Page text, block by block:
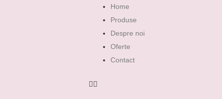
Home
Produse
Despre noi
Oferte
Contact